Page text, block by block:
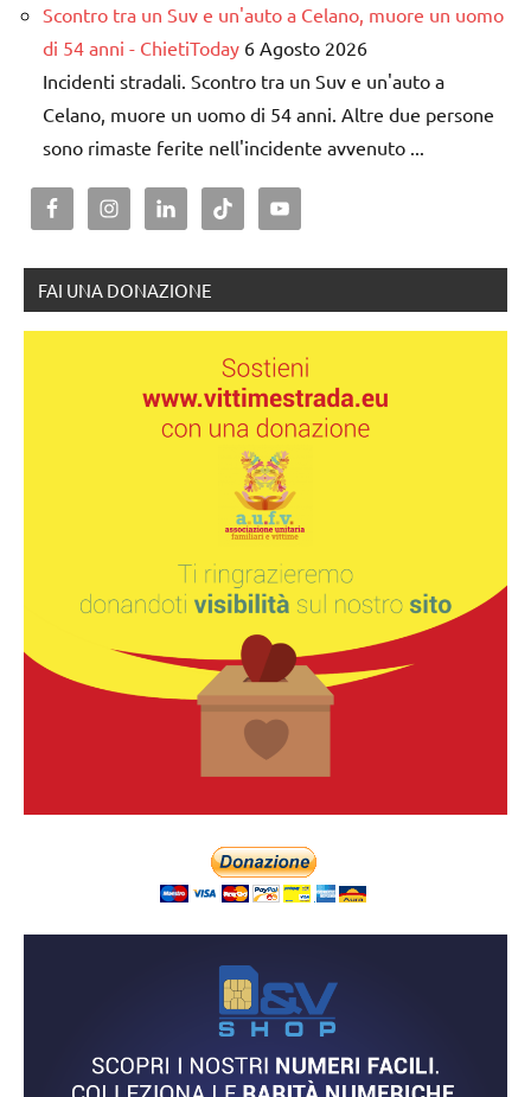
Scontro tra un Suv e un'auto a Celano, muore un uomo
di 54 anni - ChietiToday 6 Agosto 2026
Incidenti stradali. Scontro tra un Suv e un'auto a
Celano, muore un uomo di 54 anni. Altre due persone
sono rimaste ferite nell'incidente avvenuto ...
FAI UNA DONAZIONE